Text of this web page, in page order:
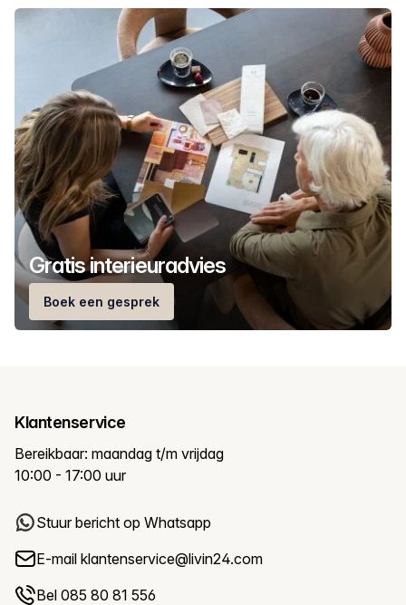
Gratis interieuradvies
Boek een gesprek
Klantenservice
Bereikbaar: maandag t/m vrijdag
10:00 - 17:00 uur
Stuur bericht op Whatsapp
E-mail klantenservice@livin24.com
Bel 085 80 81 556